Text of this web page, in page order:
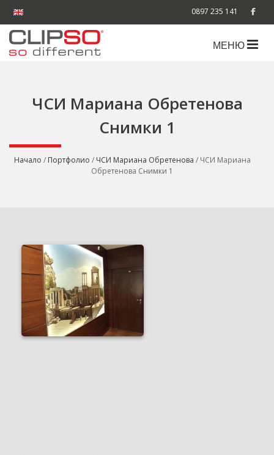
0897 235 141
МЕНЮ
ЧСИ Мариана Обретенова
Снимки 1
Начало / Портфолио / ЧСИ Мариана Обретенова / ЧСИ Мариана
Обретенова Снимки 1